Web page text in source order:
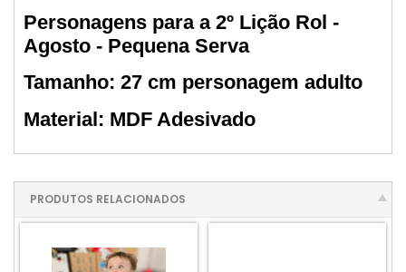
Personagens para a 2º Lição Rol -
Agosto - Pequena Serva
Tamanho: 27 cm personagem adulto
Material: MDF Adesivado
PRODUTOS RELACIONADOS